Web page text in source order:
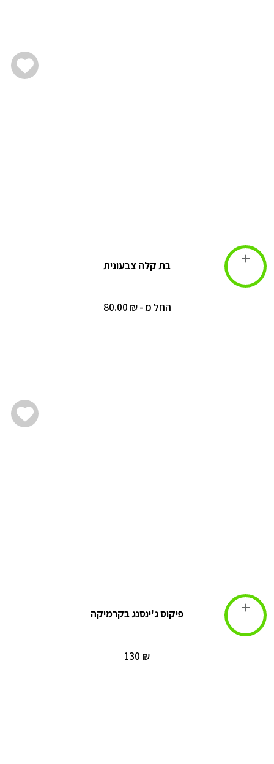
בת קלה צבעונית
החל מ - ₪ 80.00
הוספה לסל
פיקוס ג'ינסנג בקרמיקה
₪ 130
הוספה לסל